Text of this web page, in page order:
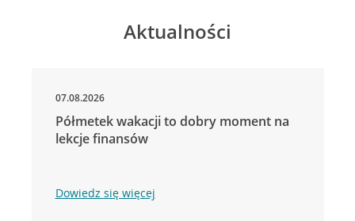
Aktualności
07.08.2026
Półmetek wakacji to dobry moment na
lekcje finansów
Dowiedz się więcej